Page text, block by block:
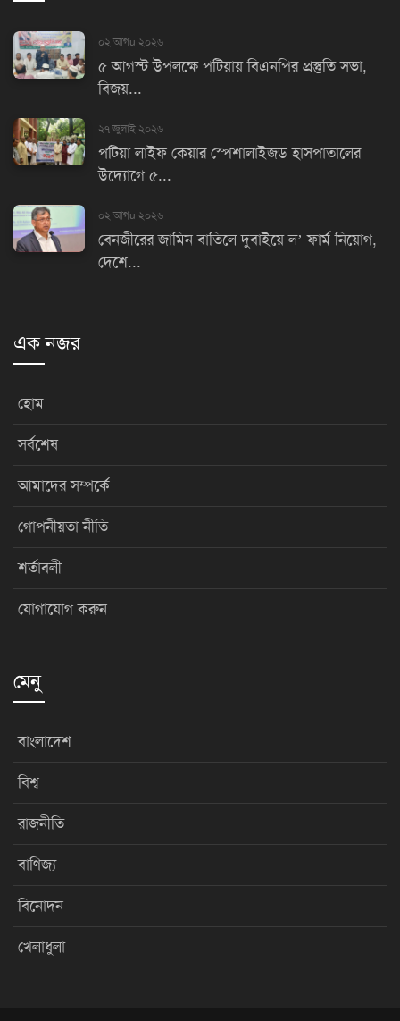
০২ আগu ২০২৬
৫ আগস্ট উপলক্ষে পটিয়ায় বিএনপির প্রস্তুতি সভা,
বিজয়...
২৭ জুলাই ২০২৬
পটিয়া লাইফ কেয়ার স্পেশালাইজড হাসপাতালের
উদ্যোগে ৫...
০২ আগu ২০২৬
বেনজীরের জামিন বাতিলে দুবাইয়ে ল’ ফার্ম নিয়োগ,
দেশে...
এক নজর
হোম
সর্বশেষ
আমাদের সম্পর্কে
গোপনীয়তা নীতি
শর্তাবলী
যোগাযোগ করুন
মেনু
বাংলাদেশ
বিশ্ব
রাজনীতি
বাণিজ্য
বিনোদন
খেলাধুলা